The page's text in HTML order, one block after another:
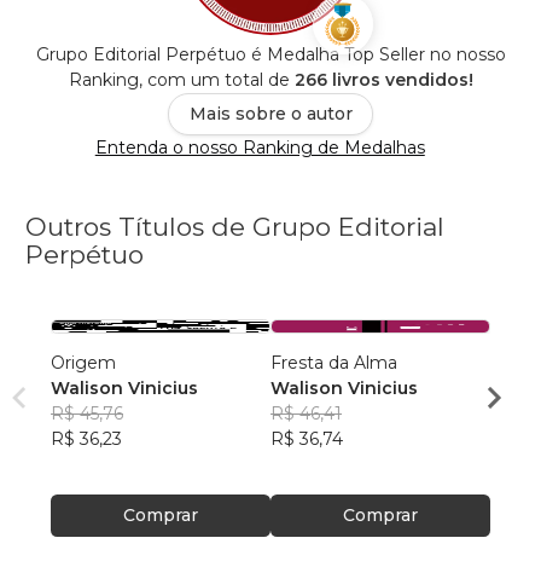
Grupo Editorial Perpétuo é Medalha Top Seller no nosso
Ranking, com um total de 266 livros vendidos!
Mais sobre o autor
Entenda o nosso Ranking de Medalhas
Outros Títulos de Grupo Editorial
Perpétuo
Origem
Walison Vinicius
R$ 45,76
R$ 36,23
Comprar
Fresta da Alma
Walison Vinicius
R$ 46,41
R$ 36,74
Comprar
R$